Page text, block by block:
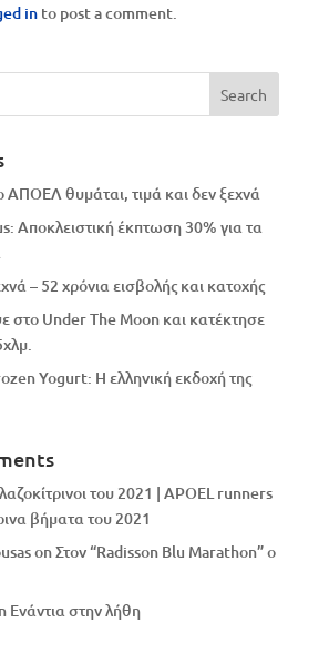
into post a comment.
ΑΠΟΕΛ θυμάται, τιμά και δεν ξεχνά
Αποκλειστική έκπτωση 30% για τα
– 52 χρόνια εισβολής και κατοχής
Under The Moon και κατέκτησε
Yogurt: Η ελληνική εκδοχή της
του 2021 | APOEL runners
βήματα του 2021
onΣτον “Radisson Blu Marathon” ο
Eνάντια στην λήθη